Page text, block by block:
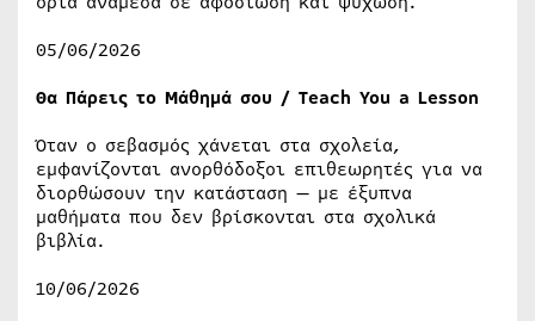
05/06/2026
Θα Πάρεις το Μάθημά σου / Teach You a Lesson
Όταν ο σεβασμός χάνεται στα σχολεία,
εμφανίζονται ανορθόδοξοι επιθεωρητές για να
διορθώσουν την κατάσταση — με έξυπνα
μαθήματα που δεν βρίσκονται στα σχολικά
βιβλία.
10/06/2026